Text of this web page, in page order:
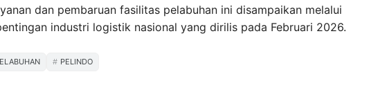
dan pembaruan fasilitas pelabuhan ini disampaikan melalui
industri logistik nasional yang dirilis pada Februari 2026.
PELINDO